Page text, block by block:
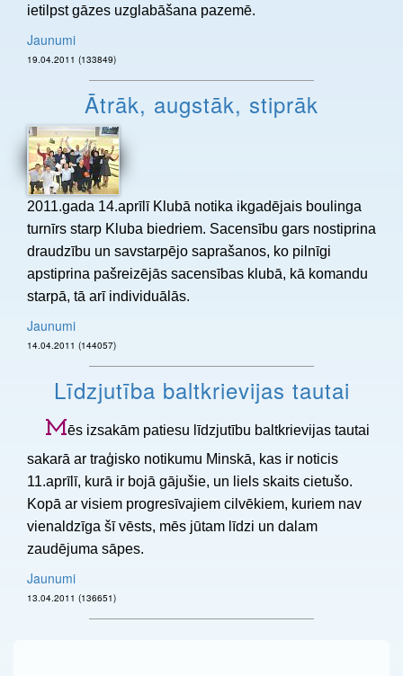
ietilpst gāzes uzglabāšana pazemē.
Jaunumi
19.04.2011 (133849)
Ātrāk, augstāk, stiprāk
2011.gada 14.aprīlī Klubā notika ikgadējais boulinga
turnīrs starp Kluba biedriem. Sacensību gars nostiprina
draudzību un savstarpējo saprašanos, ko pilnīgi
apstiprina pašreizējās sacensības klubā, kā komandu
starpā, tā arī individuālās.
Jaunumi
14.04.2011 (144057)
Līdzjutība baltkrievijas tautai
Mēs izsakām patiesu līdzjutību baltkrievijas tautai
sakarā ar traģisko notikumu Minskā, kas ir noticis
11.aprīlī, kurā ir bojā gājušie, un liels skaits cietušo.
Kopā ar visiem progresīvajiem cilvēkiem, kuriem nav
vienaldzīga šī vēsts, mēs jūtam līdzi un dalam
zaudējuma sāpes.
Jaunumi
13.04.2011 (136651)